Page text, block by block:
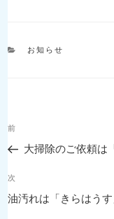
カ
お知らせ
稿
ナ
ゲ
ー
過
去
投
稿
前
大掃除のご依頼は
次
の
次
油汚れは「きらはう